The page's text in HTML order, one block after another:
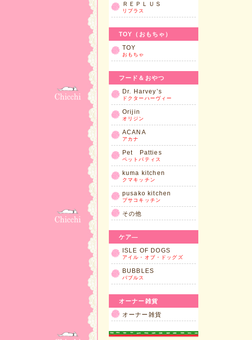
ＲＥＰＬＵＳ
リプラス
TOY（おもちゃ）
TOY
おもちゃ
フード＆おやつ
Dr. Harvey’s
ドクターハーヴィー
Orijin
オリジン
ACANA
アカナ
Pet Patties
ペットパティス
kuma kitchen
クマキッチン
pusako kitchen
プサコキッチン
その他
ケア―
ISLE OF DOGS
アイル・オブ・ドッグズ
BUBBLES
バブルス
オーナー雑貨
オーナー雑貨